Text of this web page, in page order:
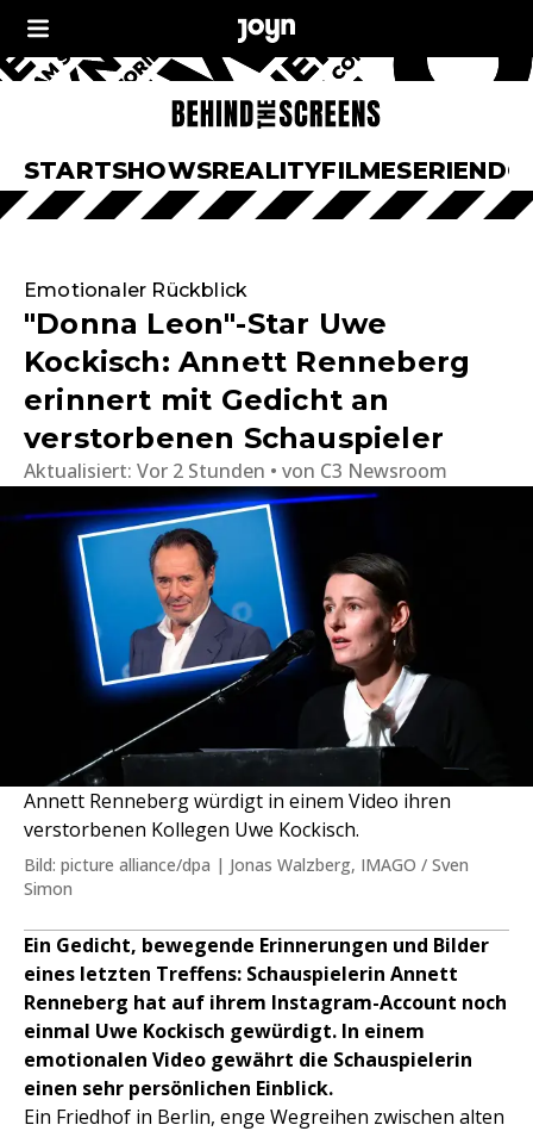
STARTSHOWSREALITYFILMESERIEN
Emotionaler Rückblick
"Donna Leon"-Star Uwe
Kockisch: Annett Renneberg
erinnert mit Gedicht an
verstorbenen Schauspieler
Aktualisiert: Vor 2 Stunden von C3 Newsroom
Annett Renneberg würdigt in einem Video ihren
verstorbenen Kollegen Uwe Kockisch.
Bild: picture alliance/dpa | Jonas Walzberg, IMAGO / Sven
Simon
Ein Gedicht, bewegende Erinnerungen und Bilder
eines letzten Treffens: Schauspielerin Annett
Renneberg hat auf ihrem Instagram-Account noch
einmal Uwe Kockisch gewürdigt. In einem
emotionalen Video gewährt die Schauspielerin
einen sehr persönlichen Einblick.
Ein Friedhof in Berlin, enge Wegreihen zwischen alten